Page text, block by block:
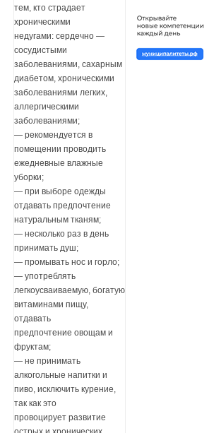
тем, кто страдает
хроническими
недугами: сердечно —
сосудистыми
заболеваниями, сахарным
диабетом, хроническими
заболеваниями легких,
аллергическими
заболеваниями;
— рекомендуется в
помещении проводить
ежедневные влажные
уборки;
— при выборе одежды
отдавать предпочтение
натуральным тканям;
— несколько раз в день
принимать душ;
— промывать нос и горло;
— употреблять
легкоусваиваемую, богатую
витаминами пищу,
отдавать
предпочтение овощам и
фруктам;
— не принимать
алкогольные напитки и
пиво, исключить курение,
так как это
провоцирует развитие